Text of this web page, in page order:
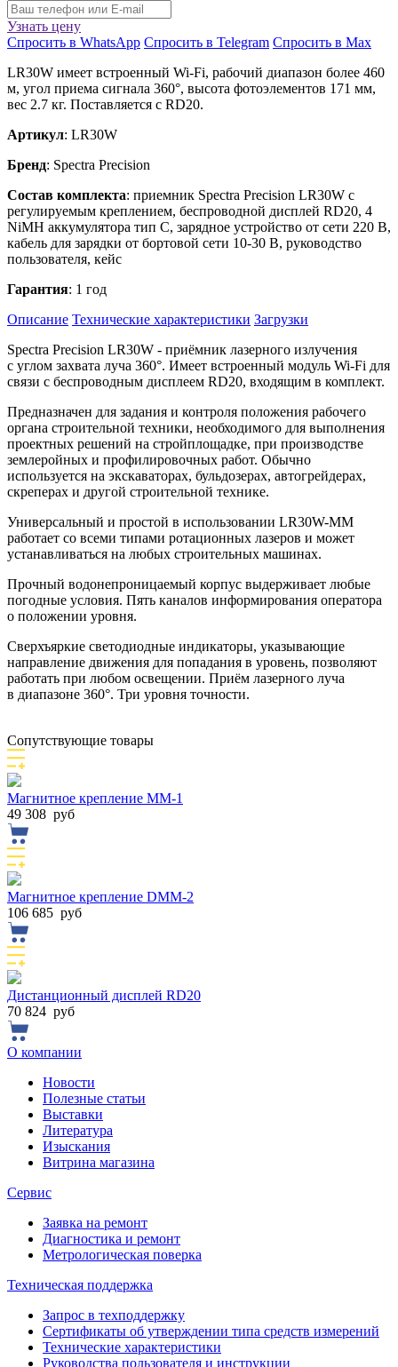
Узнать цену
Спросить в WhatsApp Спросить в Telegram Спросить в Max
LR30W имеет встроенный Wi-Fi, рабочий диапазон более 460
м, угол приема сигнала 360°, высота фотоэлементов 171 мм,
вес 2.7 кг. Поставляется с RD20.
Артикул: LR30W
Бренд: Spectra Precision
Состав комплекта: приемник Spectra Precision LR30W с
регулируемым креплением, беспроводной дисплей RD20, 4
NiMH аккумулятора тип С, зарядное устройство от сети 220 В,
кабель для зарядки от бортовой сети 10-30 В, руководство
пользователя, кейс
Гарантия: 1 год
Описание Технические характеристики Загрузки
Spectra Precision LR30W - приёмник лазерного излучения
с углом захвата луча 360°. Имеет встроенный модуль Wi-Fi для
связи с беспроводным дисплеем RD20, входящим в комплект.
Предназначен для задания и контроля положения рабочего
органа строительной техники, необходимого для выполнения
проектных решений на стройплощадке, при производстве
землеройных и профилировочных работ. Обычно
используется на экскаваторах, бульдозерах, автогрейдерах,
скреперах и другой строительной технике.
Универсальный и простой в использовании LR30W-MM
работает со всеми типами ротационных лазеров и может
устанавливаться на любых строительных машинах.
Прочный водонепроницаемый корпус выдерживает любые
погодные условия. Пять каналов информирования оператора
о положении уровня.
Сверхъяркие светодиодные индикаторы, указывающие
направление движения для попадания в уровень, позволяют
работать при любом освещении. Приём лазерного луча
в диапазоне 360°. Три уровня точности.
Сопутствующие товары
Магнитное крепление ММ-1
49 308 руб
Магнитное крепление DMM-2
106 685 руб
Дистанционный дисплей RD20
70 824 руб
О компании
Новости
Полезные статьи
Выставки
Литература
Изыскания
Витрина магазина
Сервис
Заявка на ремонт
Диагностика и ремонт
Метрологическая поверка
Техническая поддержка
Запрос в техподдержку
Сертификаты об утверждении типа средств измерений
Технические характеристики
Руководства пользователя и инструкции